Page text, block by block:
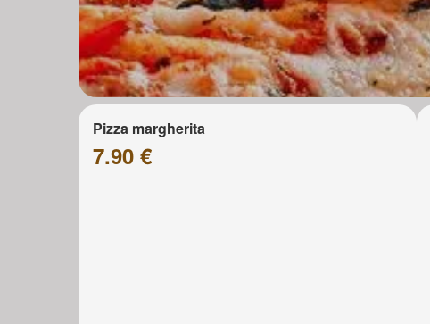
Pizza margherita
7.90 €